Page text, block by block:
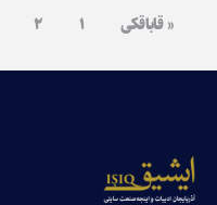
« قاباقکی ۱ ۲